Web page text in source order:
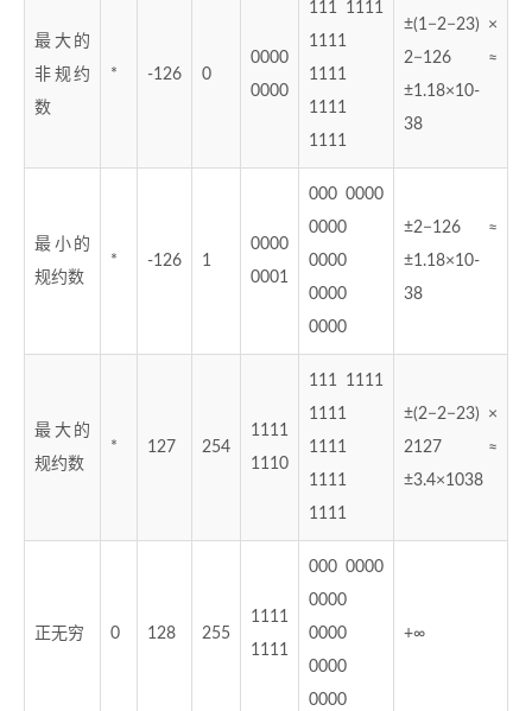
最大的
非规约
数
* -126 0
0000
0000
111 1111
1111
1111
1111
1111
±(1−2−23) ×
2−126 ≈
±1.18×10-
38
最小的
规约数
* -126 1
0000
0001
000 0000
0000
0000
0000
0000
±2−126 ≈
±1.18×10-
38
最大的
规约数
* 127 254
1111
1110
111 1111
1111
1111
1111
1111
±(2−2−23) ×
2127 ≈
±3.4×1038
正无穷 0 128 255
1111
1111
000 0000
0000
0000
0000
0000
+∞